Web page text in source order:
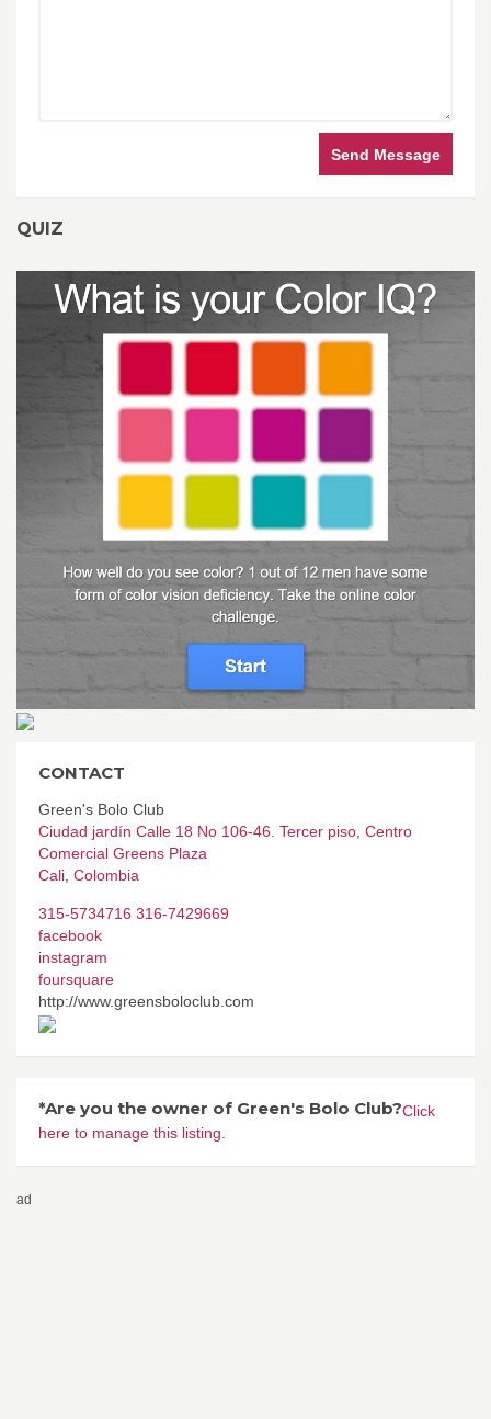
Send Message
QUIZ
CONTACT
Green's Bolo Club
Ciudad jardín Calle 18 No 106-46. Tercer piso, Centro
Comercial Greens Plaza
Cali Colombia
315-5734716 316-7429669
facebook
instagram
foursquare
http://www.greensboloclub.com
*Are you the owner of Green's Bolo Club?Click
here to manage this listing.
ad